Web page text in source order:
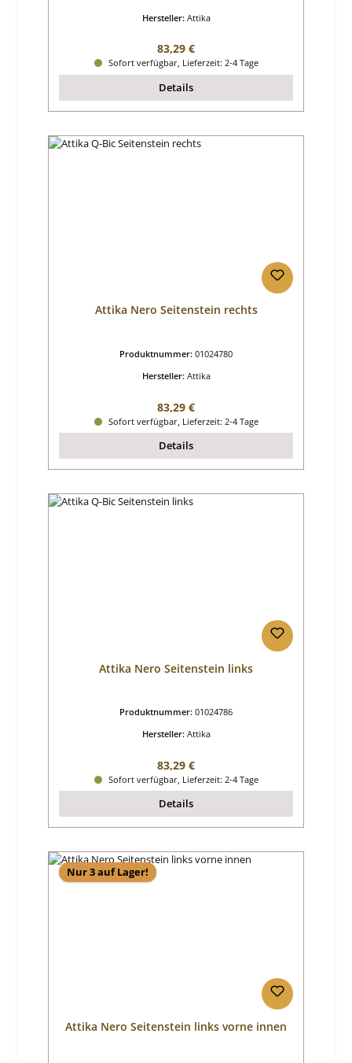
Hersteller: Attika
Regulärer Preis:
83,29 €
Sofort verfügbar, Lieferzeit: 2-4 Tage
Details
Attika Nero Seitenstein rechts
Produktnummer: 01024780
Hersteller: Attika
Regulärer Preis:
83,29 €
Sofort verfügbar, Lieferzeit: 2-4 Tage
Details
Attika Nero Seitenstein links
Produktnummer: 01024786
Hersteller: Attika
Regulärer Preis:
83,29 €
Sofort verfügbar, Lieferzeit: 2-4 Tage
Details
Nur 3 auf Lager!
Attika Nero Seitenstein links vorne innen